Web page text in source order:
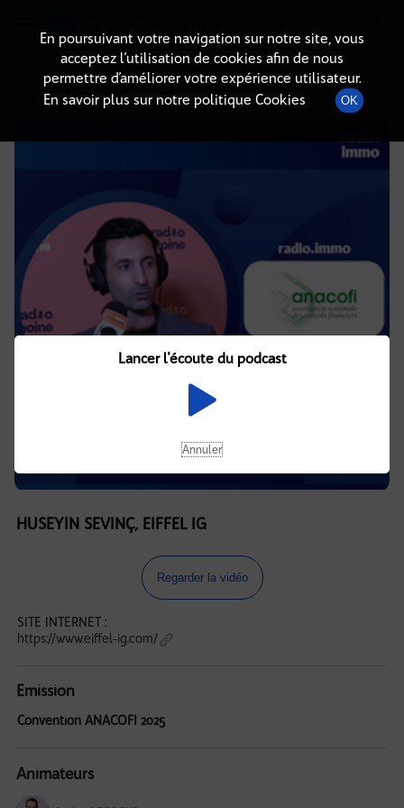
DÉTAILS DE L'ÉPISODE
3 avril 2025 à 9h38, durée : 11 minutes
HUSEYIN SEVINÇ, EIFFEL IG
Regarder la vidéo
SITE INTERNET :
https://www.eiffel-ig.com/
Emission
Convention ANACOFI 2025
Animateurs
En poursuivant votre navigation sur notre site, vous
acceptez l’utilisation de cookies afin de nous
permettre d’améliorer votre expérience utilisateur.
En savoir plus sur notre politique Cookies
OK
Lancer l'écoute du podcast
Annuler